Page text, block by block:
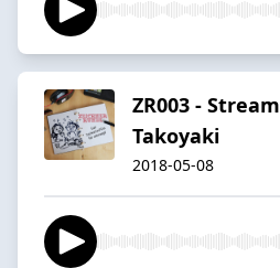
ZR003 -
Takoyaki
2018-05-08